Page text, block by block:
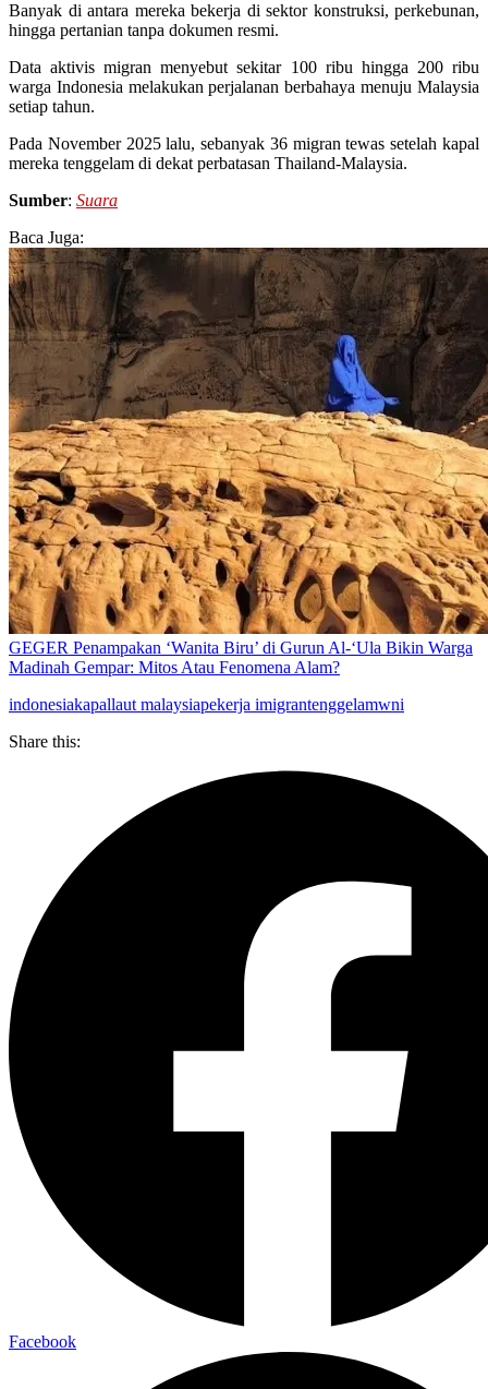
Banyak di antara mereka bekerja di sektor konstruksi, perkebunan,
hingga pertanian tanpa dokumen resmi.
Data aktivis migran menyebut sekitar 100 ribu hingga 200 ribu
warga Indonesia melakukan perjalanan berbahaya menuju Malaysia
setiap tahun.
Pada November 2025 lalu, sebanyak 36 migran tewas setelah kapal
mereka tenggelam di dekat perbatasan Thailand-Malaysia.
Sumber: Suara
Baca Juga:
GEGER Penampakan ‘Wanita Biru’ di Gurun Al-‘Ula Bikin Warga
Madinah Gempar: Mitos Atau Fenomena Alam?
indonesiakapallaut malaysiapekerja imigrantenggelamwni
Share this:
Facebook